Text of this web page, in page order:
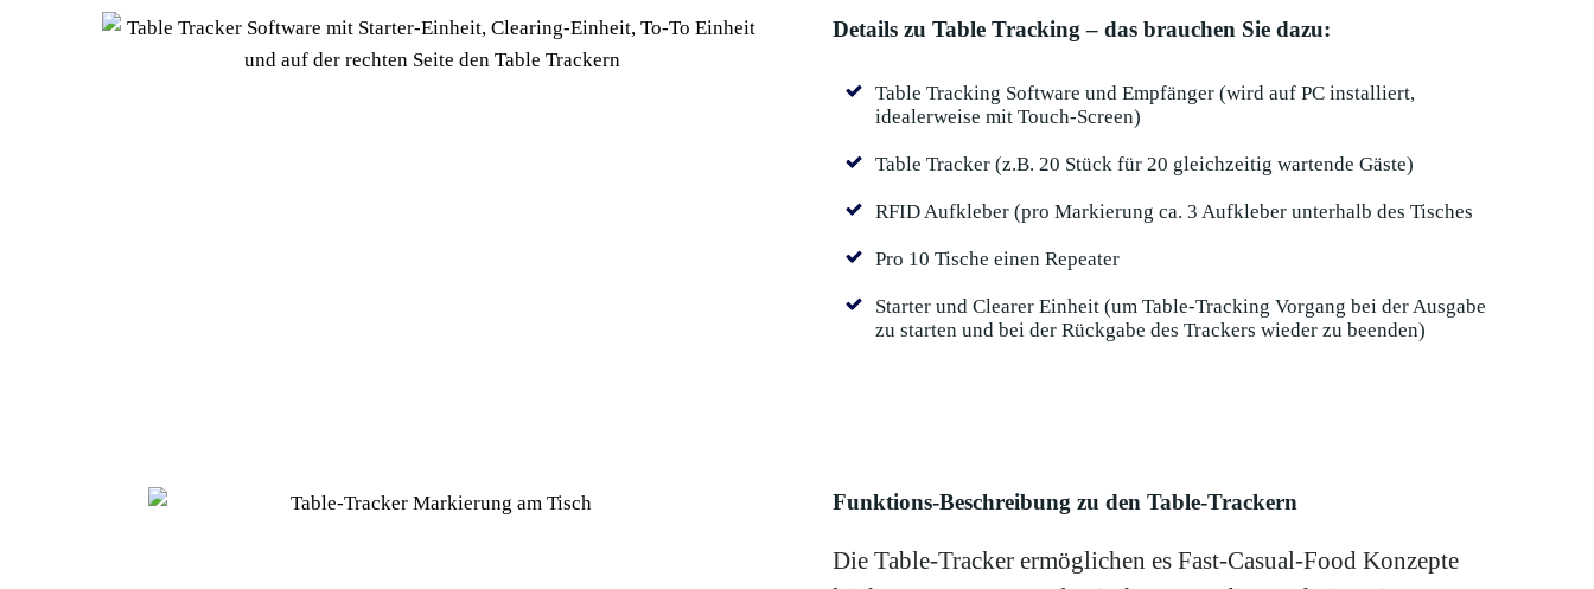
Details zu Table Tracking – das brauchen Sie dazu:
Table Tracking Software und Empfänger (wird auf PC installiert,
idealerweise mit Touch-Screen)
Table Tracker (z.B. 20 Stück für 20 gleichzeitig wartende Gäste)
RFID Aufkleber (pro Markierung ca. 3 Aufkleber unterhalb des Tisches
Pro 10 Tische einen Repeater
Starter und Clearer Einheit (um Table-Tracking Vorgang bei der Ausgabe
zu starten und bei der Rückgabe des Trackers wieder zu beenden)
Funktions-Beschreibung zu den Table-Trackern
Die Table-Tracker ermöglichen es Fast-Casual-Food Konzepte